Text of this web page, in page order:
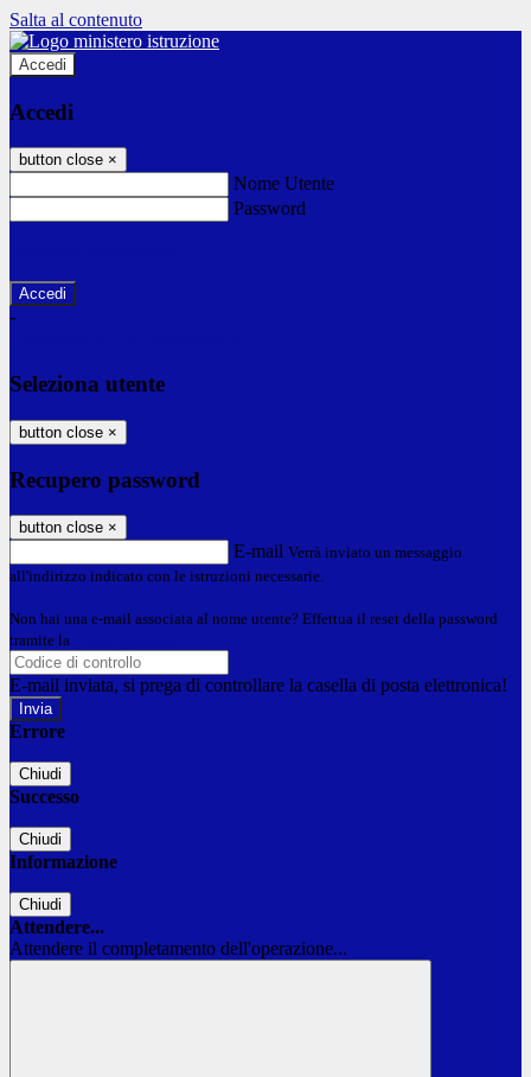
Salta al contenuto
Accedi
Accedi
button close ×
Nome Utente
Password
-
Seleziona utente
button close ×
Recupero password
button close ×
E-mail Verrà inviato un messaggio
all'indirizzo indicato con le istruzioni necessarie.
Non hai una e-mail associata al nome utente? Effettua il reset della password
tramite la
E-mail inviata, si prega di controllare la casella di posta elettronica!
Errore
Chiudi
Successo
Chiudi
Informazione
Chiudi
Attendere...
Attendere il completamento dell'operazione...